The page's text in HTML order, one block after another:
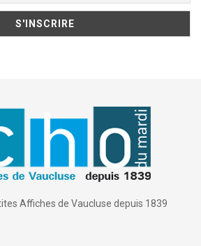
Affiches de Vaucluse depuis 1839